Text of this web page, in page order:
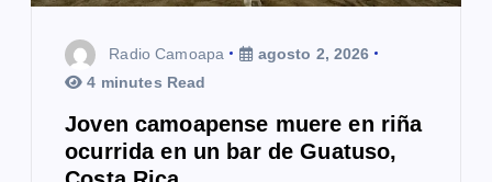
Radio Camoapa
agosto 2, 2026
4 minutes Read
Joven camoapense muere en riña
ocurrida en un bar de Guatuso,